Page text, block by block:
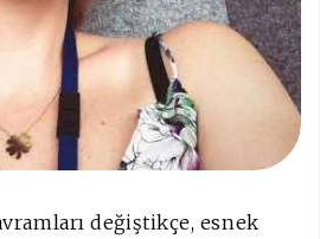
değiştikçe, esnek